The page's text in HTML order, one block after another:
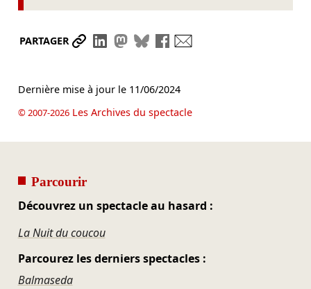
PARTAGER Partager le lien
Partager sur LinkedIn
Partager sur Mastodon
Partager sur Bluesky
Partager sur Facebook
Dernière mise à jour le 11/06/2024
© 2007-2026Les Archives du spectacle
Parcourir
Découvrez un spectacle au hasard :
La Nuit du coucou
Parcourez les derniers spectacles :
Balmaseda